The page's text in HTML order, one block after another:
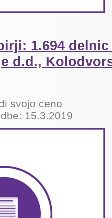
1.694 delnic
d.d.,
svojo ceno
15.3.2019